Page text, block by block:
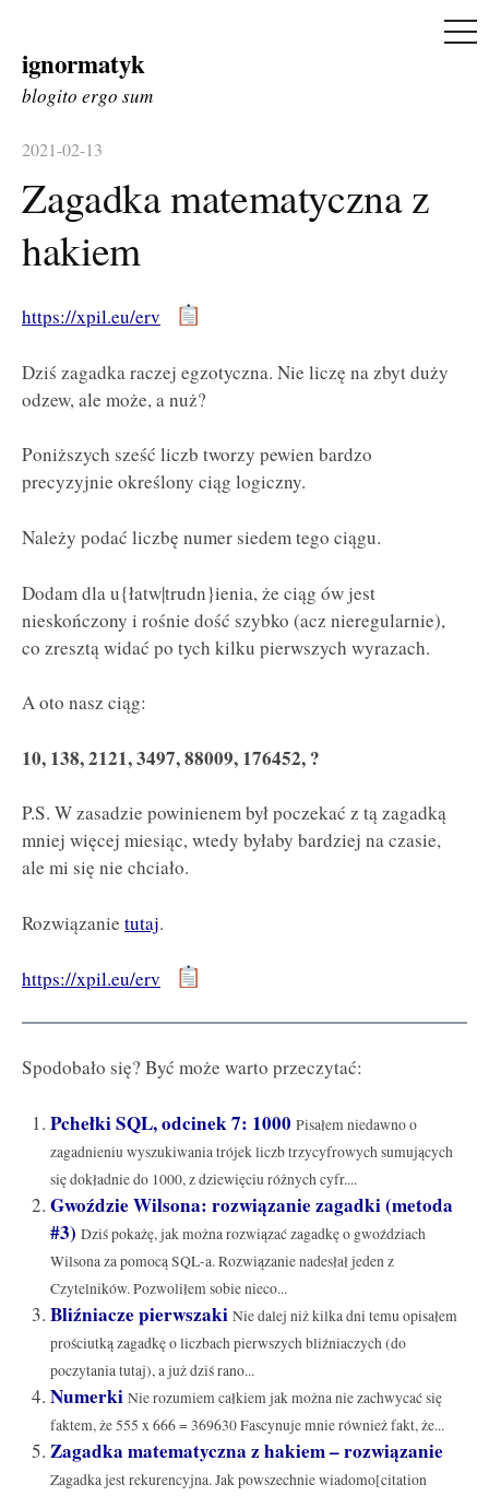
Skip
to
ignormatyk
blogito ergo sum
2021-02-13
Zagadka matematyczna z
hakiem
https://xpil.eu/erv
Dziś zagadka raczej egzotyczna. Nie liczę na zbyt duży
odzew, ale może, a nuż?
Poniższych sześć liczb tworzy pewien bardzo
precyzyjnie określony ciąg logiczny.
Należy podać liczbę numer siedem tego ciągu.
Dodam dla u{łatw|trudn}ienia, że ciąg ów jest
nieskończony i rośnie dość szybko (acz nieregularnie),
co zresztą widać po tych kilku pierwszych wyrazach.
A oto nasz ciąg:
10, 138, 2121, 3497, 88009, 176452, ?
P.S. W zasadzie powinienem był poczekać z tą zagadką
mniej więcej miesiąc, wtedy byłaby bardziej na czasie,
ale mi się nie chciało.
Rozwiązanie tutaj.
https://xpil.eu/erv
Spodobało się? Być może warto przeczytać:
Pchełki SQL, odcinek 7: 1000 Pisałem niedawno o
zagadnieniu wyszukiwania trójek liczb trzycyfrowych sumujących
się dokładnie do 1000, z dziewięciu różnych cyfr....
Gwoździe Wilsona: rozwiązanie zagadki (metoda
#3) Dziś pokażę, jak można rozwiązać zagadkę o gwoździach
Wilsona za pomocą SQL-a. Rozwiązanie nadesłał jeden z
Czytelników. Pozwoliłem sobie nieco...
Bliźniacze pierwszaki Nie dalej niż kilka dni temu opisałem
prościutką zagadkę o liczbach pierwszych bliźniaczych (do
poczytania tutaj), a już dziś rano...
Numerki Nie rozumiem całkiem jak można nie zachwycać się
faktem, że 555 x 666 = 369630 Fascynuje mnie również fakt, że...
Zagadka matematyczna z hakiem – rozwiązanie
Zagadka jest rekurencyjna. Jak powszechnie wiadomo[citation